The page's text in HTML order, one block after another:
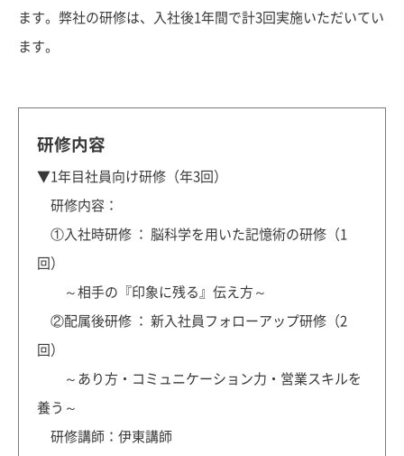
ます。弊社の研修は、入社後1年間で計3回実施いただいてい
ます。
研修内容
▼1年目社員向け研修（年3回）
研修内容：
①入社時研修 ： 脳科学を用いた記憶術の研修（1
回）
～相手の『印象に残る』伝え方～
②配属後研修 ： 新入社員フォローアップ研修（2
回）
～あり方・コミュニケーション力・営業スキルを
養う～
研修講師：伊東講師